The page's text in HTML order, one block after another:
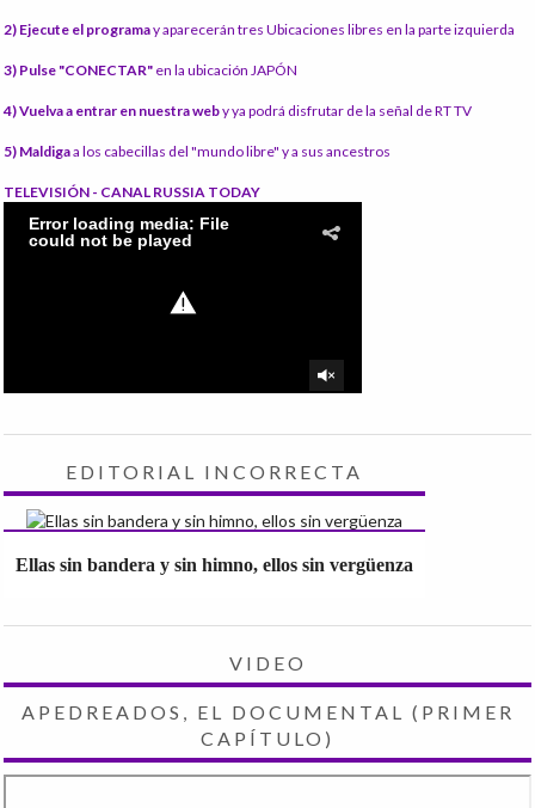
2) Ejecute el programay aparecerán tres Ubicaciones libres en la parte izquierda
3) Pulse "CONECTAR" en la ubicación JAPÓN
4) Vuelva a entrar en nuestra weby ya podrá disfrutar de la señal de RT TV
5) Maldigaa los cabecillas del "mundo libre" y a sus ancestros
TELEVISIÓN - CANAL RUSSIA TODAY
EDITORIAL INCORRECTA
Ellas sin bandera y sin himno, ellos sin vergüenza
VIDEO
APEDREADOS, EL DOCUMENTAL (PRIMER
CAPÍTULO)